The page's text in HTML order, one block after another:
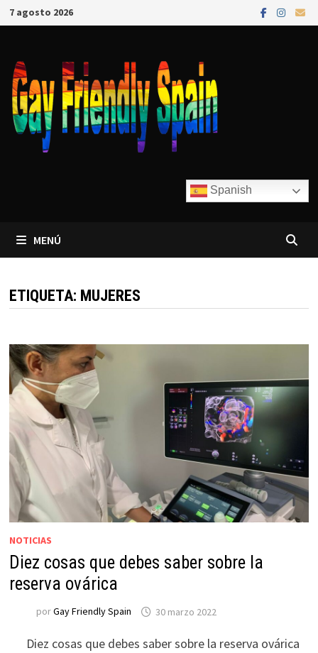
7 agosto 2026
Spanish
MENÚ
ETIQUETA: MUJERES
NOTICIAS
Diez cosas que debes saber sobre la
reserva ovárica
porGay Friendly Spain 30 marzo 2022
Diez cosas que debes saber sobre la reserva ovárica